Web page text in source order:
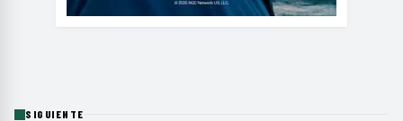
SIGUIENTE